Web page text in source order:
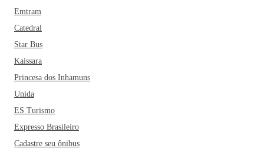
Emtram
Catedral
Star Bus
Kaissara
Princesa dos Inhamuns
Unida
ES Turismo
Expresso Brasileiro
Cadastre seu ônibus